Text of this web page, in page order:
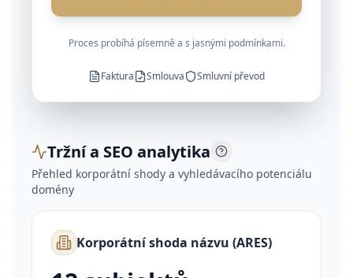
Proces probíhá písemně a s jasnými podmínkami.
Faktura Smlouva Smluvní převod
Tržní a SEO analytika
Přehled korporátní shody a vyhledávacího potenciálu
domény
Korporátní shoda názvu (ARES)